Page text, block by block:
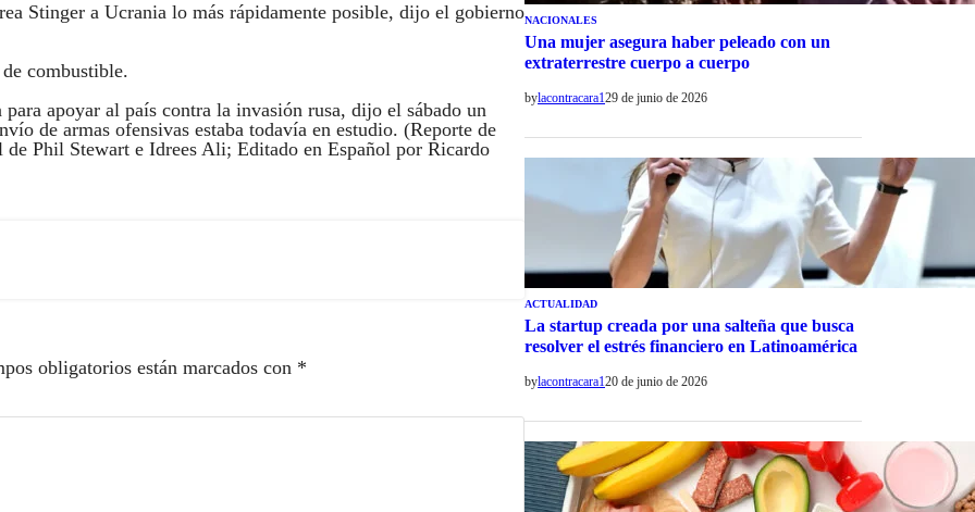
Stinger a Ucrania lo más rápidamente posible, dijo el gobierno
combustible.
apoyar al país contra la invasión rusa, dijo el sábado un
de armas ofensivas estaba todavía en estudio. (Reporte de
Phil Stewart e Idrees Ali; Editado en Español por Ricardo
obligatorios están marcados con *
NACIONALES
Una mujer asegura haber peleado con un
extraterrestre cuerpo a cuerpo
bylacontracara129 de junio de 2026
ACTUALIDAD
La startup creada por una salteña que busca
resolver el estrés financiero en Latinoamérica
bylacontracara120 de junio de 2026